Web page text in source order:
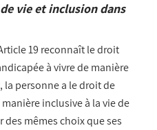
vie et inclusion dans
19 reconnaît le droit
à vivre de manière
personne a le droit de
inclusive à la vie de
mêmes choix que ses